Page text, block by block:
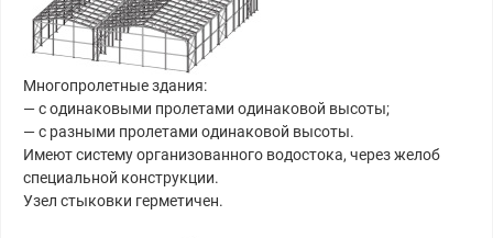
Многопролетные здания:
— с одинаковыми пролетами одинаковой высоты;
— с разными пролетами одинаковой высоты.
Имеют систему организованного водостока, через желоб
специальной конструкции.
​Узел стыковки герметичен.